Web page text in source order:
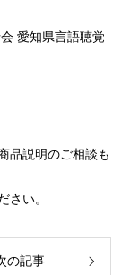
愛知県言語聴覚
品説明のご相談も
さい。
の記事